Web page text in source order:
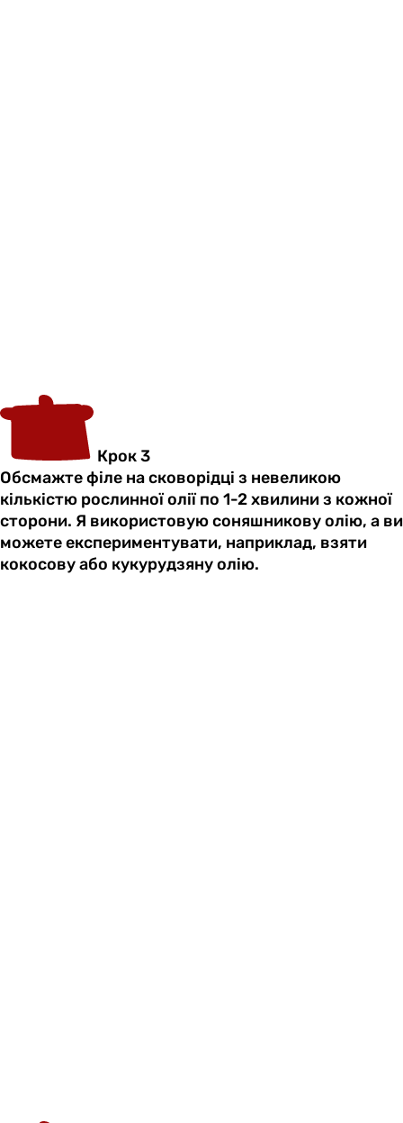
Крок 3
Обсмажте філе на сковорідці з невеликою
кількістю рослинної олії по 1-2 хвилини з кожної
сторони. Я використовую соняшникову олію, а ви
можете експериментувати, наприклад, взяти
кокосову або кукурудзяну олію.